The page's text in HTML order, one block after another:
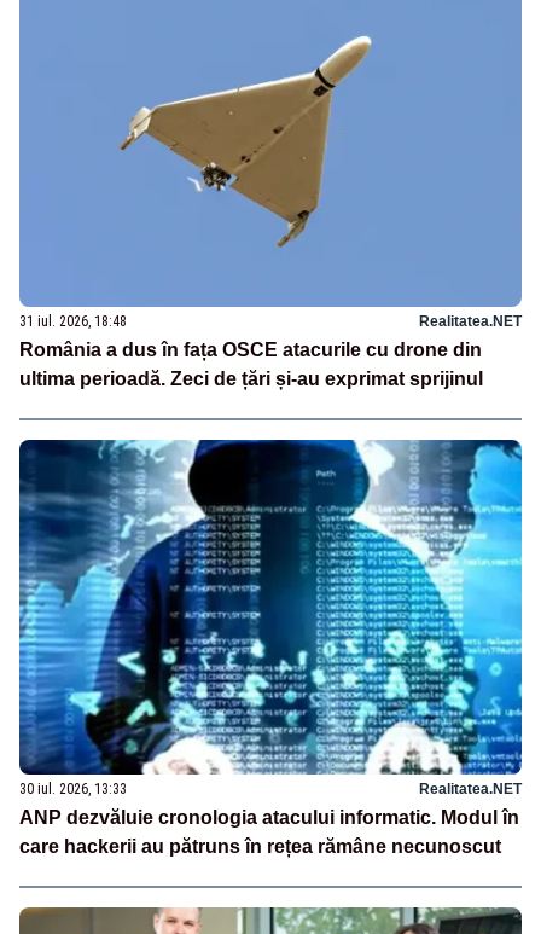
31 iul. 2026, 18:48 Realitatea.NET
România a dus în fața OSCE atacurile cu drone din
ultima perioadă. Zeci de țări și-au exprimat sprijinul
30 iul. 2026, 13:33 Realitatea.NET
ANP dezvăluie cronologia atacului informatic. Modul în
care hackerii au pătruns în rețea rămâne necunoscut